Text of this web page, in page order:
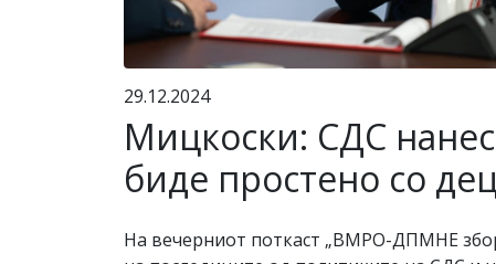
29.12.2024
Мицкоски: СДС
биде простено со
На вечерниот поткаст „ВМРО-ДПМНЕ